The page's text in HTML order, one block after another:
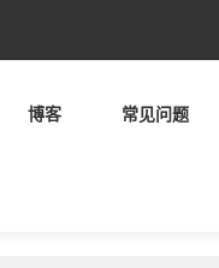
博客 常见问题